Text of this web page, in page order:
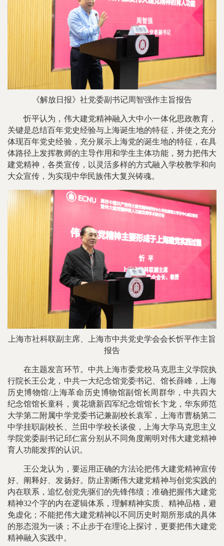
《解放日报》社党委副书记周智强作主旨报告
忻平认为，伟大建党精神融入大中小一体化思政教育，
关键是总结百年党史经验与上海诞生地的特征，并使之充分
体现百年党史经验，充分展示上海党的诞生地的特征，在具
体路径上发挥教师的主导作用和学生主体功能，努力把伟大
建党精神，各类宣传，以灵活多样的方式融入学校教学和向
大众宣传，为实现中华民族伟大复兴铸魂。
上海市社科联副主席、上海市中共党史学会会长忻平作主旨
报告
在主题发言环节。中共上海市委党校马克思主义学院执
行院长王公龙，中共一大纪念馆党委书记、馆长薛峰，上海
历史博物馆/上海革命历史博物馆副馆长周群华，中共四大
纪念馆馆长童科，黄花塘新四军纪念馆馆长卞龙，华东师范
大学第二附属中学党委书记兼副校长袁军，上海市曹杨第二
中学挂职副校长、兰田中学校长谈俊，上海大学马克思主义
学院党委副书记邱仁富分别从不同角度阐明对伟大建党精神
育人功能发挥的认识。
王公龙认为，要运用正确的方法论把伟大建党精神宣传
好、阐释好、发扬好。防止割断伟大建党精神与创党实践的
内在联系，追忆创党先驱们的先锋伟绩；准确把握伟大建党
精神32个字的内在逻辑体系，理解精神实质、精神品格，避
免虚化；不能把伟大建党精神以不同历史时期所形成的具体
的形态混为一谈；不止步于在理论上探讨，更要把伟大建党
精神融入实践中。